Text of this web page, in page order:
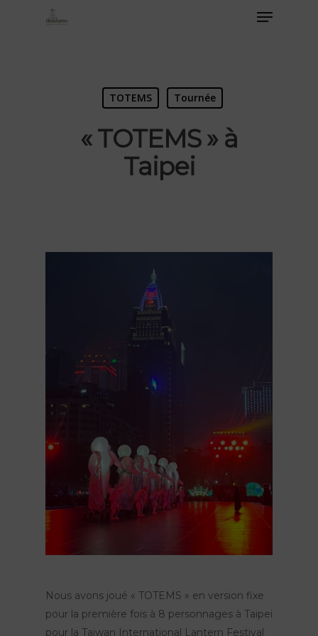
TOTEMS Tournée
« TOTEMS » à
Taipei
Nous avons joué « TOTEMS » en version fixe
pour la première fois à 8 personnages à Taipei
pour la Taiwan International Lantern Festival